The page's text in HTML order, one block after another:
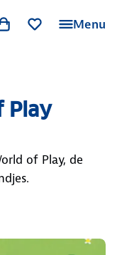
Menu
Play
of Play, de